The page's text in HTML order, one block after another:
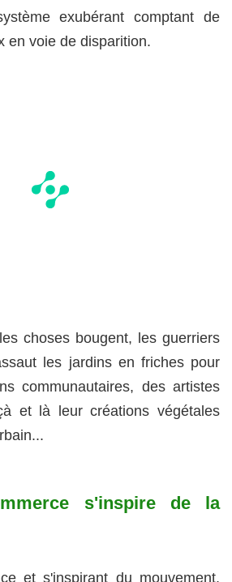
exubérant comptant de
en voie de disparition.
choses bougent, les guerriers
les jardins en friches pour
communautaires, des artistes
et là leur créations végétales
s'inspire de la
et s'inspirant du mouvement,